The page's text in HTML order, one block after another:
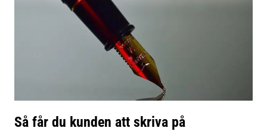
Så får du kunden att skriva på